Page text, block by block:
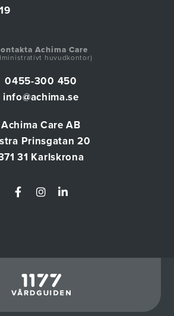
Achima Care
huvudkontor)
0455-300 450
info@achima.se
Achima Care AB
Prinsgatan 20
31 Karlskrona